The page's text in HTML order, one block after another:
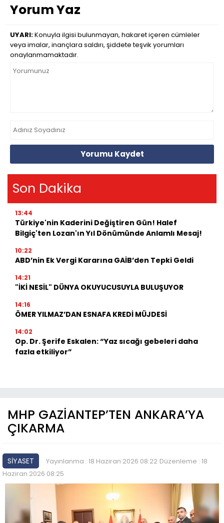
Yorum Yaz
UYARI:Konuyla ilgisi bulunmayan, hakaret içeren cümleler
veya imalar, inançlara saldırı, şiddete teşvik yorumları
onaylanmamaktadır.
Yorumu Kaydet
Son Dakika
13:44
Türkiye'nin Kaderini Değiştiren Gün! Halef
Bilgiç'ten Lozan'ın Yıl Dönümünde Anlamlı Mesaj!
10:22
ABD’nin Ek Vergi Kararına GAİB’den Tepki Geldi
14:21
"İKİ NESİL" DÜNYA OKUYUCUSUYLA BULUŞUYOR
14:16
ÖMER YILMAZ’DAN ESNAFA KREDİ MÜJDESİ
14:02
Op. Dr. Şerife Eskalen: “Yaz sıcağı gebeleri daha
fazla etkiliyor”
MHP GAZİANTEP’TEN ANKARA’YA
ÇIKARMA
SİYASET Yayınlanma : 18 Haziran 2026 08:22 Düzenleme : 18
Haziran 2026 08:25